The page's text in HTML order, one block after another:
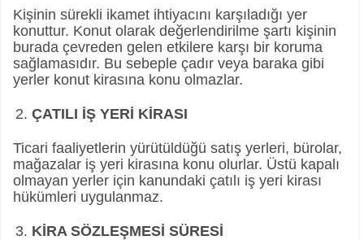
Kişinin sürekli ikamet ihtiyacını karşıladığı yer
konuttur. Konut olarak değerlendirilme şartı kişinin
burada çevreden gelen etkilere karşı bir koruma
sağlamasıdır. Bu sebeple çadır veya baraka gibi
yerler konut kirasına konu olmazlar.
ÇATILI İŞ YERİ KİRASI
Ticari faaliyetlerin yürütüldüğü satış yerleri, bürolar,
mağazalar iş yeri kirasına konu olurlar. Üstü kapalı
olmayan yerler için kanundaki çatılı iş yeri kirası
hükümleri uygulanmaz.
KİRA SÖZLEŞMESİ SÜRESİ